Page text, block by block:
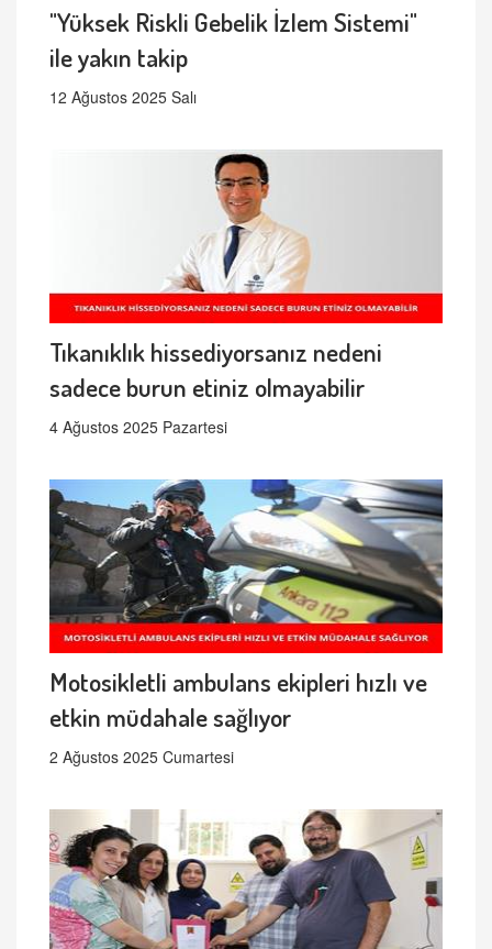
"Yüksek Riskli Gebelik İzlem Sistemi"
ile yakın takip
12 Ağustos 2025 Salı
Tıkanıklık hissediyorsanız nedeni
sadece burun etiniz olmayabilir
4 Ağustos 2025 Pazartesi
Motosikletli ambulans ekipleri hızlı ve
etkin müdahale sağlıyor
2 Ağustos 2025 Cumartesi